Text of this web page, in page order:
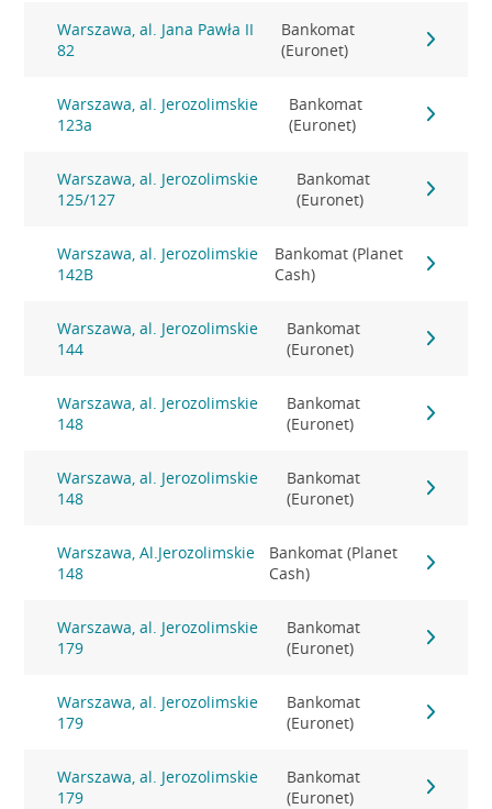
Warszawa, al. Jana Pawła II
82
Bankomat
(Euronet)
Warszawa, al. Jerozolimskie
123a
Bankomat
(Euronet)
Warszawa, al. Jerozolimskie
125/127
Bankomat
(Euronet)
Warszawa, al. Jerozolimskie
142B
Bankomat (Planet
Cash)
Warszawa, al. Jerozolimskie
144
Bankomat
(Euronet)
Warszawa, al. Jerozolimskie
148
Bankomat
(Euronet)
Warszawa, al. Jerozolimskie
148
Bankomat
(Euronet)
Warszawa, Al.Jerozolimskie
148
Bankomat (Planet
Cash)
Warszawa, al. Jerozolimskie
179
Bankomat
(Euronet)
Warszawa, al. Jerozolimskie
179
Bankomat
(Euronet)
Warszawa, al. Jerozolimskie
179
Bankomat
(Euronet)